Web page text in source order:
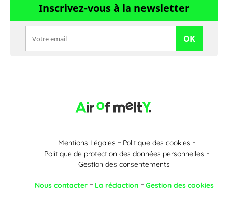
Inscrivez-vous à la newsletter
OK
Mentions Légales
Politique des cookies
Politique de protection des données personnelles
Gestion des consentements
Nous contacter La rédaction Gestion des cookies